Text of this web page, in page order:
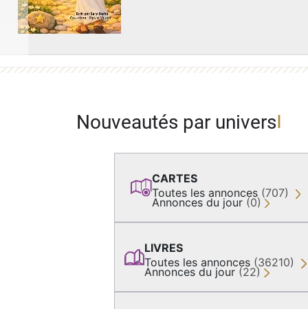
Nouveautés par univers
CARTES
Toutes les annonces (707)
Annonces du jour (0)
LIVRES
Toutes les annonces (36210)
Annonces du jour (22)